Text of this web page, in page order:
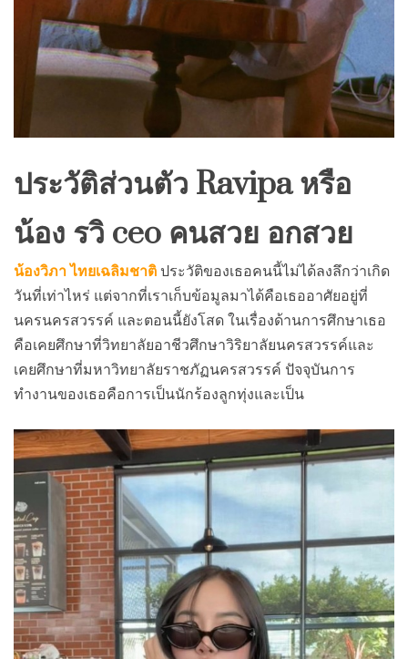
ประวัติส่วนตัว Ravipa หรือ
น้อง รวิ ceo คนสวย อกสวย
น้องวิภา ไทยเฉลิมชาติ ประวัติของเธอคนนี้ไม่ได้ลงลึกว่าเกิด
วันที่เท่าไหร่ แต่จากที่เราเก็บข้อมูลมาได้คือเธออาศัยอยู่ที่
นครนครสวรรค์ และตอนนี้ยังโสด ในเรื่องด้านการศึกษาเธอ
คือเคยศึกษาที่วิทยาลัยอาชีวศึกษาวิริยาลัยนครสวรรค์และ
เคยศึกษาที่มหาวิทยาลัยราชภัฏนครสวรรค์ ปัจจุบันการ
ทำงานของเธอคือการเป็นนักร้องลูกทุ่งและเป็น